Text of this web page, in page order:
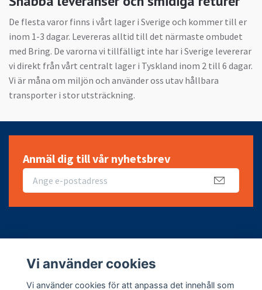
De flesta varor finns i vårt lager i Sverige och kommer till er
inom 1-3 dagar. Levereras alltid till det närmaste ombudet
med Bring. De varorna vi tillfälligt inte har i Sverige levererar
vi direkt från vårt centralt lager i Tyskland inom 2 till 6 dagar.
Vi är måna om miljön och använder oss utav hållbara
transporter i stor utsträckning.
Anmäl dig till vår nyhetsbrev
Sociala medier
Vi använder cookies
Vi använder cookies för att anpassa det innehåll som